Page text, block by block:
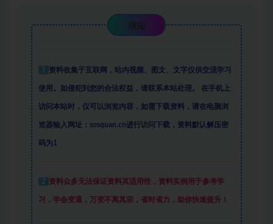
须知
1 资料收集于互联网 ， 站内视频、图文、文字仅供交流学习
使用。如侵犯到您的合法权益，请联系本站处理。 在手机上
访问本站时，仅可以浏览内容，如需下载资料，请在电脑浏
览器输入网址：sosquan.cn进行访问下载， 资料默认解压密
码为1
2 资料众多无法保证资料其适用性，资料实例 用于参考学
习，学会变通，万变不离其宗，省时省力，助你快速提升！